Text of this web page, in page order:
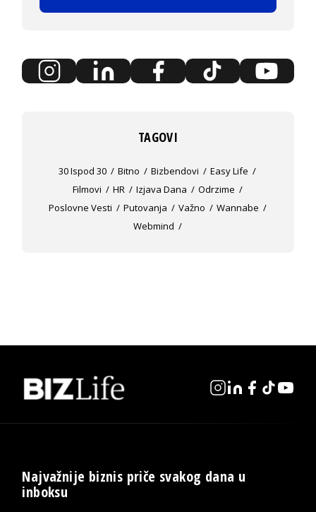
TAGOVI
30 Ispod 30 Bitno Bizbendovi
Easy Life
Filmovi
HR Izjava Dana
Odrzime
Poslovne Vesti
Putovanja Važno
Wannabe
Webmind
Najvažnije biznis priče svakog dana u
inboksu